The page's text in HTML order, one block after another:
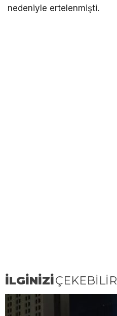
nedeniyle ertelenmişti.
İLGİNİZİÇEKEBİLİR